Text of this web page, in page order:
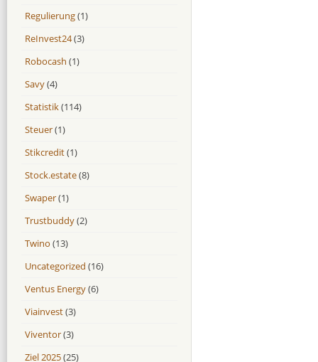
Regulierung(1)
ReInvest24(3)
Robocash (1)
Savy(4)
Statistik(114)
Steuer(1)
Stikcredit(1)
Stock.estate(8)
Swaper(1)
Trustbuddy(2)
Twino (13)
Uncategorized (16)
Ventus Energy(6)
Viainvest(3)
Viventor(3)
Ziel 2025(25)